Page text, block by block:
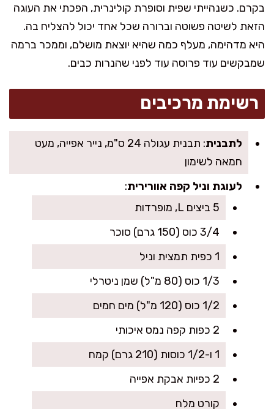
בקרם. כשנהייתי שפית וסופרת קולינרית, הפכתי את העוגה
הזאת לשיטה פשוטה וברורה שכל אחד יכול להצליח בה.
היא מדהימה, מעלף כמה שהיא יוצאת מושלם, וממכר ברמה
שמבקשים עוד פרוסה עוד לפני שהנרות כבים.
רשימת מרכיבים
לתבנית
: תבנית עגולה 24 ס"מ, נייר אפייה, מעט
חמאה לשימון
לעוגת וניל קפה אוורירית:
5 ביצים L, מופרדות
3/4 כוס (150 גרם) סוכר
1 כפית תמצית וניל
1/3 כוס (80 מ"ל) שמן ניטרלי
1/2 כוס (120 מ"ל) מים חמים
2 כפות קפה נמס איכותי
1 ו-1/2 כוסות (210 גרם) קמח
2 כפיות אבקת אפייה
קורט מלח